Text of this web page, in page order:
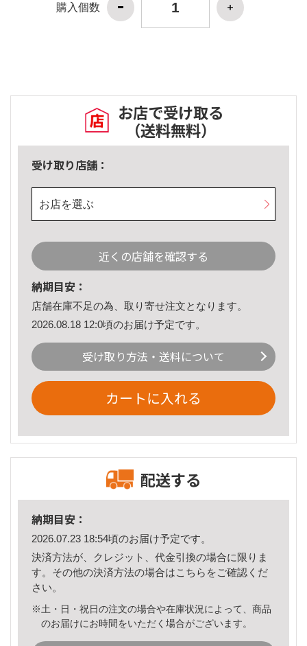
購入個数
お店で受け取る
（送料無料）
受け取り店舗：
お店を選ぶ
近くの店舗を確認する
納期目安：
店舗在庫不足の為、取り寄せ注文となります。
2026.08.18 12:0頃のお届け予定です。
受け取り方法・送料について
カートに入れる
配送する
納期目安：
2026.07.23 18:54頃のお届け予定です。
決済方法が、クレジット、代金引換の場合に限りま
す。その他の決済方法の場合はこちら をご確認くだ
さい。
※土・日・祝日の注文の場合や在庫状況によって、商品
のお届けにお時間をいただく場合がございます。